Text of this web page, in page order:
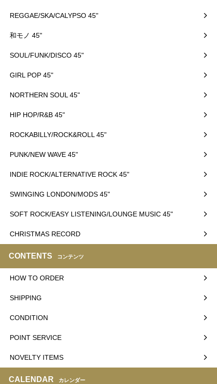
REGGAE/SKA/CALYPSO 45"
和モノ 45"
SOUL/FUNK/DISCO 45"
GIRL POP 45"
NORTHERN SOUL 45"
HIP HOP/R&B 45"
ROCKABILLY/ROCK&ROLL 45"
PUNK/NEW WAVE 45"
INDIE ROCK/ALTERNATIVE ROCK 45"
SWINGING LONDON/MODS 45"
SOFT ROCK/EASY LISTENING/LOUNGE MUSIC 45"
CHRISTMAS RECORD
CONTENTS コンテンツ
HOW TO ORDER
SHIPPING
CONDITION
POINT SERVICE
NOVELTY ITEMS
CALENDAR カレンダー